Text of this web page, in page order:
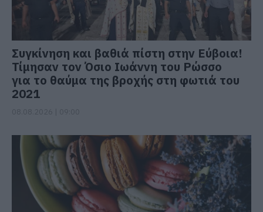
Συγκίνηση και βαθιά πίστη στην Εύβοια!
Τίμησαν τον Όσιο Ιωάννη του Ρώσσο
για το θαύμα της βροχής στη φωτιά του
2021